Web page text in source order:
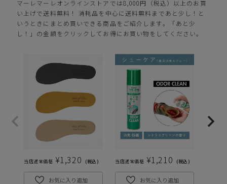
マーレマーレオンラインストアでは8,000円（税込）以上のお買
い上げで送料無料！ 消耗品を中心に送料無料まであと少し！と
いうときにまとめ買いできる商品をご紹介します。「あと少
し！」の金額をクリックしてお得にお買い物をしてください。
当店通常価格 ¥1,320 税込
お気に入り追加
当店通常価格 ¥1,210 税込
お気に入り追加